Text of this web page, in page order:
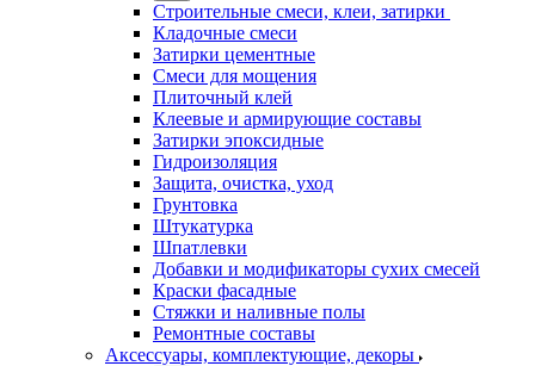
Строительные смеси, клеи, затирки
Кладочные смеси
Затирки цементные
Смеси для мощения
Плиточный клей
Клеевые и армирующие составы
Затирки эпоксидные
Гидроизоляция
Защита, очистка, уход
Грунтовка
Штукатурка
Шпатлевки
Добавки и модификаторы сухих смесей
Краски фасадные
Стяжки и наливные полы
Ремонтные составы
Аксессуары, комплектующие, декоры